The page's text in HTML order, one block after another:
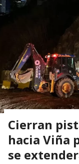
Cierran
hacia Viña
se